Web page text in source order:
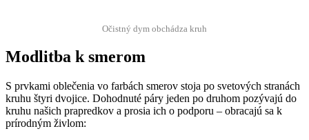
Očist­ný dym obchádza kruh
Modlitba k smerom
S prvka­mi obleče­nia vo far­bách smerov sto­ja po sve­tových stranách
kruhu štyri dvo­jice. Dohod­nuté páry jeden po druhom pozý­va­jú do
kruhu našich prapred­kov a prosia ich o pod­poru – obra­ca­jú sa k
prírod­ným živlom: